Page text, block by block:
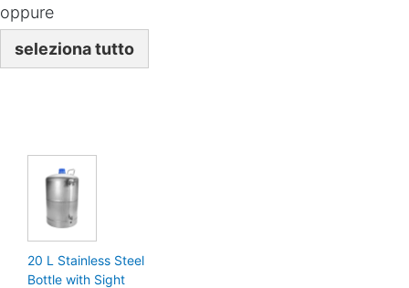
oppure
seleziona tutto
20 L Stainless Steel
Bottle with Sight